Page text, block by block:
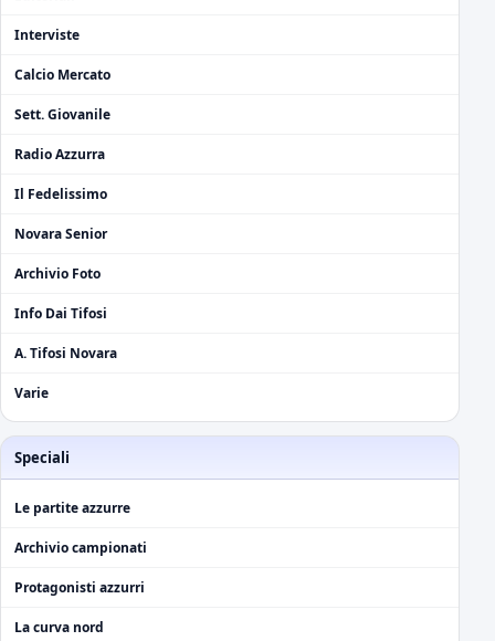
Interviste
Calcio Mercato
Sett. Giovanile
Radio Azzurra
Il Fedelissimo
Novara Senior
Archivio Foto
Info Dai Tifosi
A. Tifosi Novara
Varie
Speciali
Le partite azzurre
Archivio campionati
Protagonisti azzurri
La curva nord